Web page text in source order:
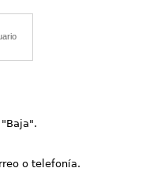
o telefonía.